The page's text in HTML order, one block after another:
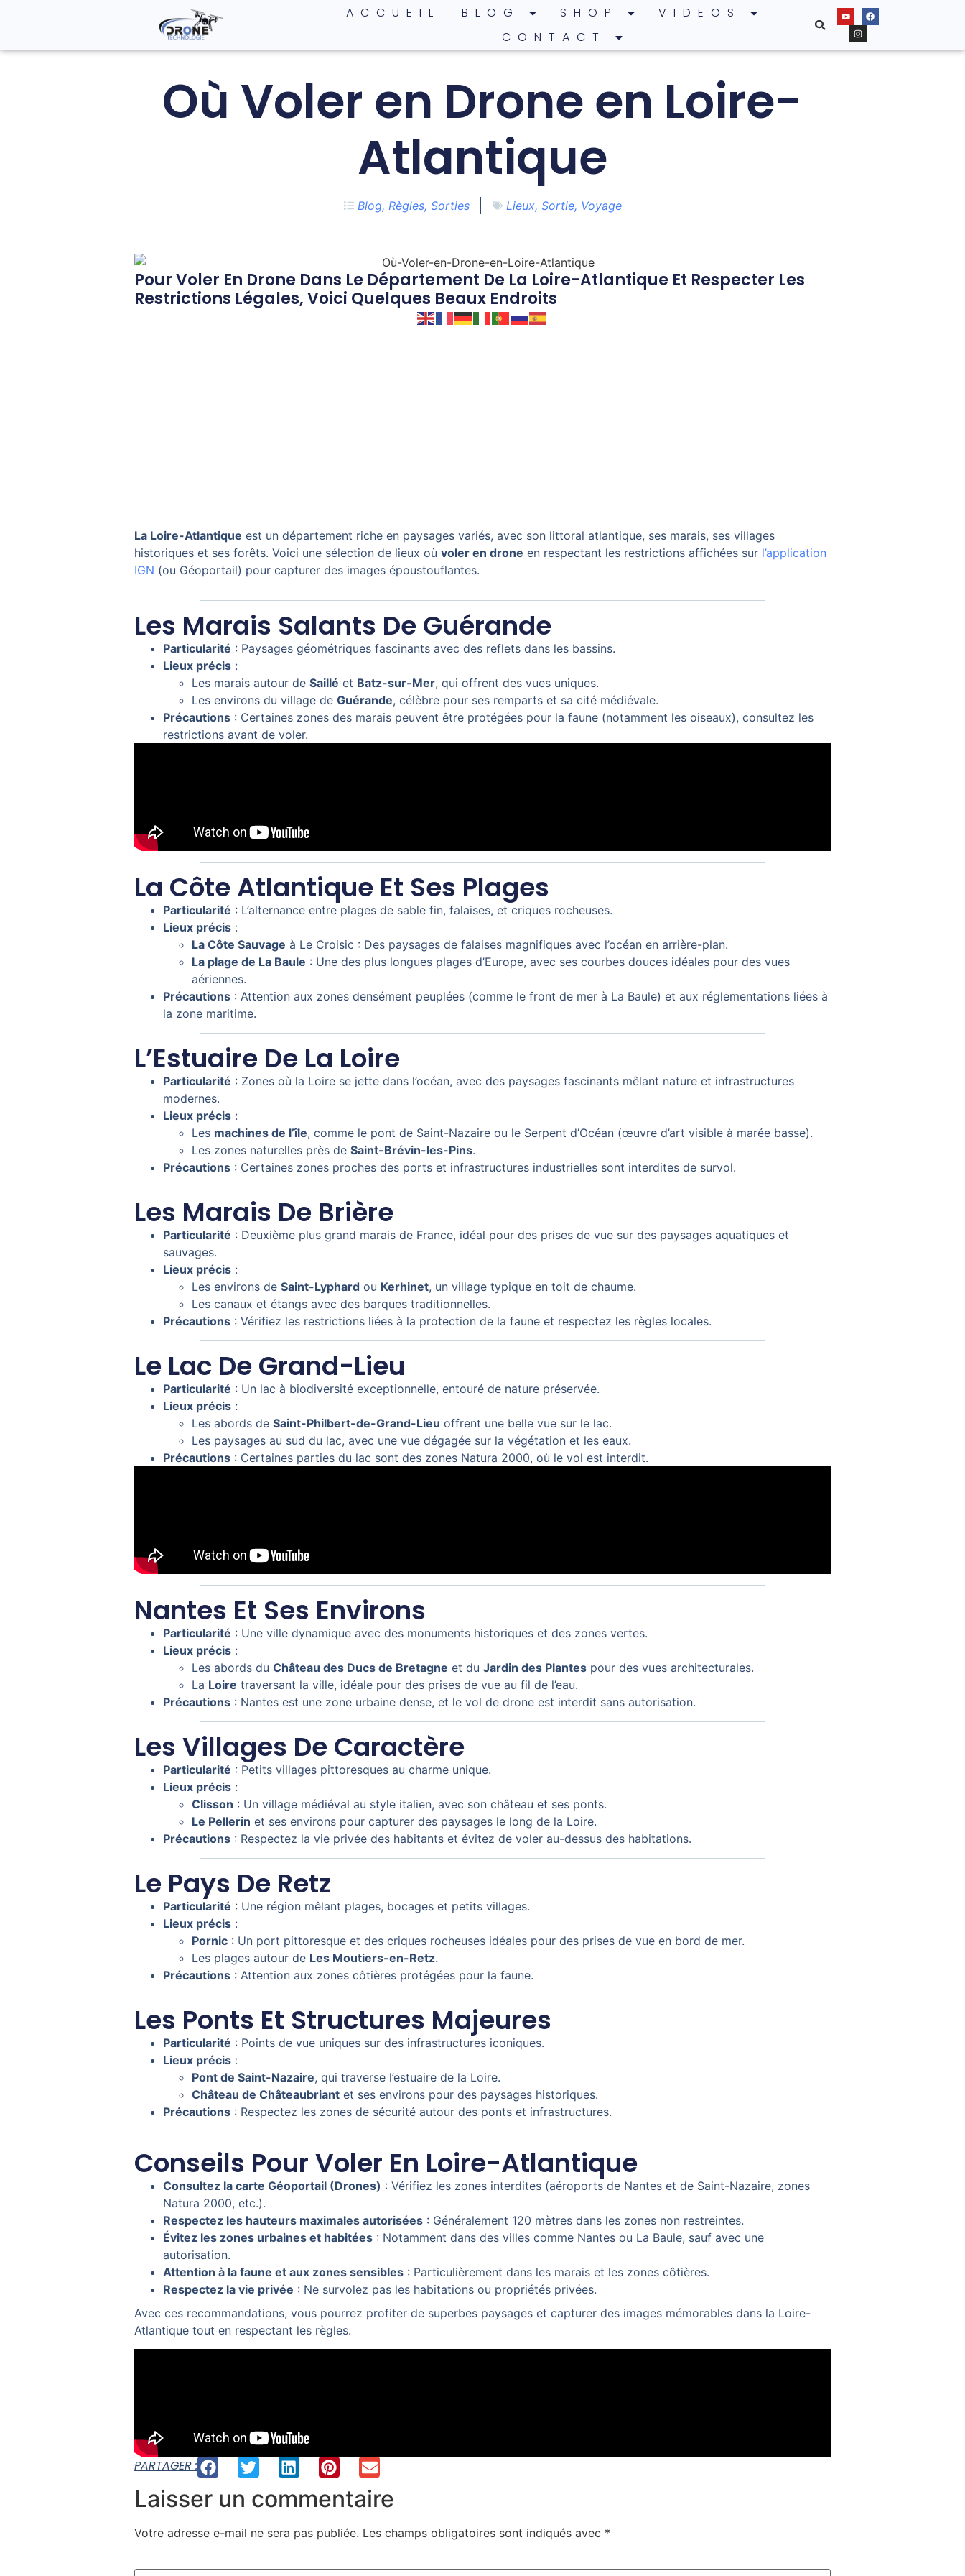
ACCUEIL BLOG SHOP
VIDEOS
CONTACT
Où Voler en Drone en Loire-
Atlantique
Blog, Règles, Sorties Lieux, Sortie, Voyage
Pour Voler En Drone Dans Le Département De La Loire-Atlantique Et Respecter Les
Restrictions Légales, Voici Quelques Beaux Endroits
La Loire-Atlantique est un département riche en paysages variés, avec son littoral atlantique, ses marais, ses villages
historiques et ses forêts. Voici une sélection de lieux où voler en drone en respectant les restrictions affichées sur l’application
IGN (ou Géoportail) pour capturer des images époustouflantes.
Les Marais Salants De Guérande
Particularité : Paysages géométriques fascinants avec des reflets dans les bassins.
Lieux précis :
Les marais autour de Saillé et Batz-sur-Mer, qui offrent des vues uniques.
Les environs du village de Guérande, célèbre pour ses remparts et sa cité médiévale.
Précautions : Certaines zones des marais peuvent être protégées pour la faune (notamment les oiseaux), consultez les
restrictions avant de voler.
La Côte Atlantique Et Ses Plages
Particularité : L’alternance entre plages de sable fin, falaises, et criques rocheuses.
Lieux précis :
La Côte Sauvage à Le Croisic : Des paysages de falaises magnifiques avec l’océan en arrière-plan.
La plage de La Baule : Une des plus longues plages d’Europe, avec ses courbes douces idéales pour des vues
aériennes.
Précautions : Attention aux zones densément peuplées (comme le front de mer à La Baule) et aux réglementations liées à
la zone maritime.
L’Estuaire De La Loire
Particularité : Zones où la Loire se jette dans l’océan, avec des paysages fascinants mêlant nature et infrastructures
modernes.
Lieux précis :
Les machines de l’île, comme le pont de Saint-Nazaire ou le Serpent d’Océan (œuvre d’art visible à marée basse).
Les zones naturelles près de Saint-Brévin-les-Pins.
Précautions : Certaines zones proches des ports et infrastructures industrielles sont interdites de survol.
Les Marais De Brière
Particularité : Deuxième plus grand marais de France, idéal pour des prises de vue sur des paysages aquatiques et
sauvages.
Lieux précis :
Les environs de Saint-Lyphard ou Kerhinet, un village typique en toit de chaume.
Les canaux et étangs avec des barques traditionnelles.
Précautions : Vérifiez les restrictions liées à la protection de la faune et respectez les règles locales.
Le Lac De Grand-Lieu
Particularité : Un lac à biodiversité exceptionnelle, entouré de nature préservée.
Lieux précis :
Les abords de Saint-Philbert-de-Grand-Lieu offrent une belle vue sur le lac.
Les paysages au sud du lac, avec une vue dégagée sur la végétation et les eaux.
Précautions : Certaines parties du lac sont des zones Natura 2000, où le vol est interdit.
Nantes Et Ses Environs
Particularité : Une ville dynamique avec des monuments historiques et des zones vertes.
Lieux précis :
Les abords du Château des Ducs de Bretagne et du Jardin des Plantes pour des vues architecturales.
La Loire traversant la ville, idéale pour des prises de vue au fil de l’eau.
Précautions : Nantes est une zone urbaine dense, et le vol de drone est interdit sans autorisation.
Les Villages De Caractère
Particularité : Petits villages pittoresques au charme unique.
Lieux précis :
Clisson : Un village médiéval au style italien, avec son château et ses ponts.
Le Pellerin et ses environs pour capturer des paysages le long de la Loire.
Précautions : Respectez la vie privée des habitants et évitez de voler au-dessus des habitations.
Le Pays De Retz
Particularité : Une région mêlant plages, bocages et petits villages.
Lieux précis :
Pornic : Un port pittoresque et des criques rocheuses idéales pour des prises de vue en bord de mer.
Les plages autour de Les Moutiers-en-Retz.
Précautions : Attention aux zones côtières protégées pour la faune.
Les Ponts Et Structures Majeures
Particularité : Points de vue uniques sur des infrastructures iconiques.
Lieux précis :
Pont de Saint-Nazaire, qui traverse l’estuaire de la Loire.
Château de Châteaubriant et ses environs pour des paysages historiques.
Précautions : Respectez les zones de sécurité autour des ponts et infrastructures.
Conseils Pour Voler En Loire-Atlantique
Consultez la carte Géoportail (Drones) : Vérifiez les zones interdites (aéroports de Nantes et de Saint-Nazaire, zones
Natura 2000, etc.).
Respectez les hauteurs maximales autorisées : Généralement 120 mètres dans les zones non restreintes.
Évitez les zones urbaines et habitées : Notamment dans des villes comme Nantes ou La Baule, sauf avec une
autorisation.
Attention à la faune et aux zones sensibles : Particulièrement dans les marais et les zones côtières.
Respectez la vie privée : Ne survolez pas les habitations ou propriétés privées.
Avec ces recommandations, vous pourrez profiter de superbes paysages et capturer des images mémorables dans la Loire-
Atlantique tout en respectant les règles.
PARTAGER :
Laisser un commentaire
Votre adresse e-mail ne sera pas publiée. Les champs obligatoires sont indiqués avec *